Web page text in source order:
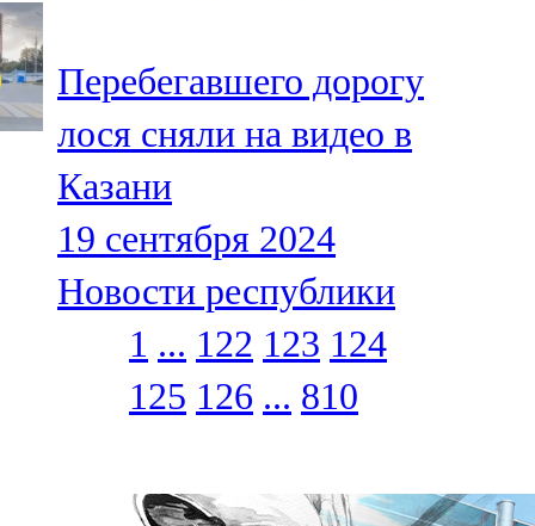
Перебегавшего дорогу
лося сняли на видео в
Казани
19 сентября 2024
Новости республики
1 ... 122 123 124
125 126 ... 810